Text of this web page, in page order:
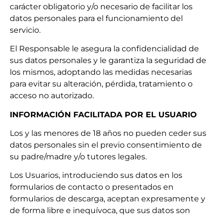
carácter obligatorio y/o necesario de facilitar los
datos personales para el funcionamiento del
servicio.
El Responsable le asegura la confidencialidad de
sus datos personales y le garantiza la seguridad de
los mismos, adoptando las medidas necesarias
para evitar su alteración, pérdida, tratamiento o
acceso no autorizado.
INFORMACIÓN FACILITADA POR EL USUARIO
Los y las menores de 18 años no pueden ceder sus
datos personales sin el previo consentimiento de
su padre/madre y/o tutores legales.
Los Usuarios, introduciendo sus datos en los
formularios de contacto o presentados en
formularios de descarga, aceptan expresamente y
de forma libre e inequívoca, que sus datos son